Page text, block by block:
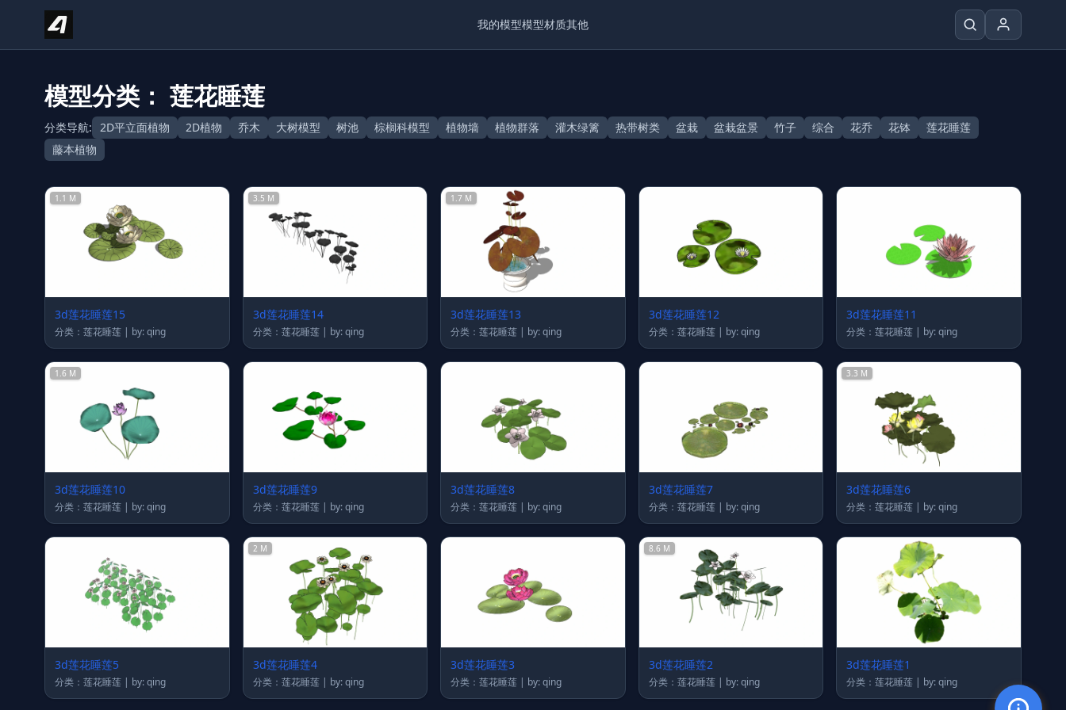
Skip to content
我的模型模型材质其他
模型分类： 莲花睡莲
分类导航: 2D平立面植物 2D植物 乔木 大树模型 树池 棕榈科模型 植物墙 植物群落 灌木绿篱 热带树类 盆栽 盆栽盆景 竹子 综合 花乔 花钵
莲花睡莲
藤本植物
1.1 M
3d莲花睡莲15
分类：莲花睡莲 | by: qing
3.5 M
3d莲花睡莲14
分类：莲花睡莲 | by: qing
1.7 M
3d莲花睡莲13
分类：莲花睡莲 | by: qing
3d莲花睡莲12
分类：莲花睡莲 | by: qing
3d莲花睡莲11
分类：莲花睡莲 | by: qing
1.6 M
3d莲花睡莲10
分类：莲花睡莲 | by: qing
3d莲花睡莲9
分类：莲花睡莲 | by: qing
3d莲花睡莲8
分类：莲花睡莲 | by: qing
3d莲花睡莲7
分类：莲花睡莲 | by: qing
3.3 M
3d莲花睡莲6
分类：莲花睡莲 | by: qing
3d莲花睡莲5
分类：莲花睡莲 | by: qing
2 M
3d莲花睡莲4
分类：莲花睡莲 | by: qing
3d莲花睡莲3
分类：莲花睡莲 | by: qing
8.6 M
3d莲花睡莲2
分类：莲花睡莲 | by: qing
3d莲花睡莲1
分类：莲花睡莲 | by: qing